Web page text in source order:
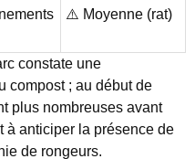
⚠️ Moyenne (rat)
constate une
compost ; au début de
plus nombreuses avant
à anticiper la présence de
de rongeurs.